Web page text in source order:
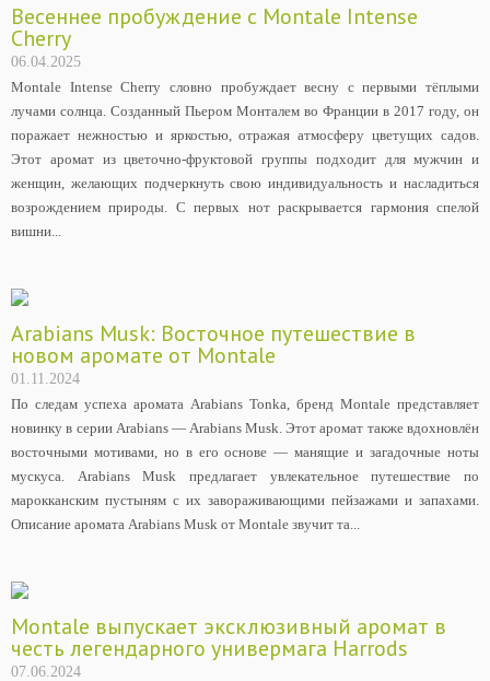
Весеннее пробуждение с Montale Intense
Cherry
06.04.2025
Montale Intense Cherry словно пробуждает весну с первыми тёплыми
лучами солнца. Созданный Пьером Монталем во Франции в 2017 году, он
поражает нежностью и яркостью, отражая атмосферу цветущих садов.
Этот аромат из цветочно-фруктовой группы подходит для мужчин и
женщин, желающих подчеркнуть свою индивидуальность и насладиться
возрождением природы. С первых нот раскрывается гармония спелой
вишни...
Arabians Musk: Восточное путешествие в
новом аромате от Montale
01.11.2024
По следам успеха аромата Arabians Tonka, бренд Montale представляет
новинку в серии Arabians — Arabians Musk. Этот аромат также вдохновлён
восточными мотивами, но в его основе — манящие и загадочные ноты
мускуса. Arabians Musk предлагает увлекательное путешествие по
марокканским пустыням с их завораживающими пейзажами и запахами.
Описание аромата Arabians Musk от Montale звучит та...
Montale выпускает эксклюзивный аромат в
честь легендарного универмага Harrods
07.06.2024